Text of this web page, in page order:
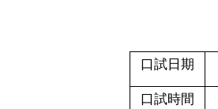
口試日期
口試時間